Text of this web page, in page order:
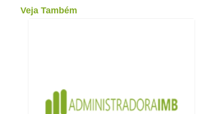
Veja Também